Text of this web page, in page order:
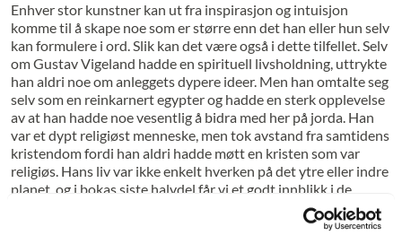
Enhver stor kunstner kan ut fra inspirasjon og intuisjon
komme til å skape noe som er større enn det han eller hun selv
kan formulere i ord. Slik kan det være også i dette tilfellet. Selv
om Gustav Vigeland hadde en spirituell livsholdning, uttrykte
han aldri noe om anleggets dypere ideer. Men han omtalte seg
selv som en reinkarnert egypter og hadde en sterk opplevelse
av at han hadde noe vesentlig å bidra med her på jorda. Han
var et dypt religiøst menneske, men tok avstand fra samtidens
kristendom fordi han aldri hadde møtt en kristen som var
religiøs. Hans liv var ikke enkelt hverken på det ytre eller indre
planet, og i bokas siste halvdel får vi et godt innblikk i de
mange utfordringene han ble stilt ovenfor. Denne delen
avsluttes med ordene «Så liten, men likevel så stor».